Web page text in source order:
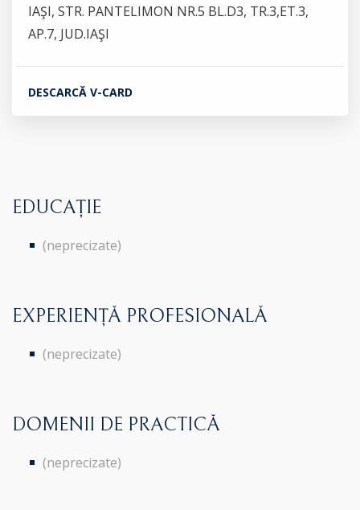
IAŞI, STR. PANTELIMON NR.5 BL.D3, TR.3,ET.3,
AP.7, JUD.IAŞI
DESCARCĂ V-CARD
EDUCAȚIE
(neprecizate)
EXPERIENȚĂ PROFESIONALĂ
(neprecizate)
DOMENII DE PRACTICĂ
(neprecizate)